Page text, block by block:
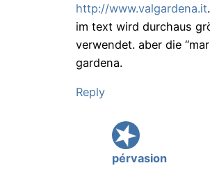
http://www.valgardena.it.
im text wird durchaus
verwendet. aber die
gardena.
Reply
pérvasion